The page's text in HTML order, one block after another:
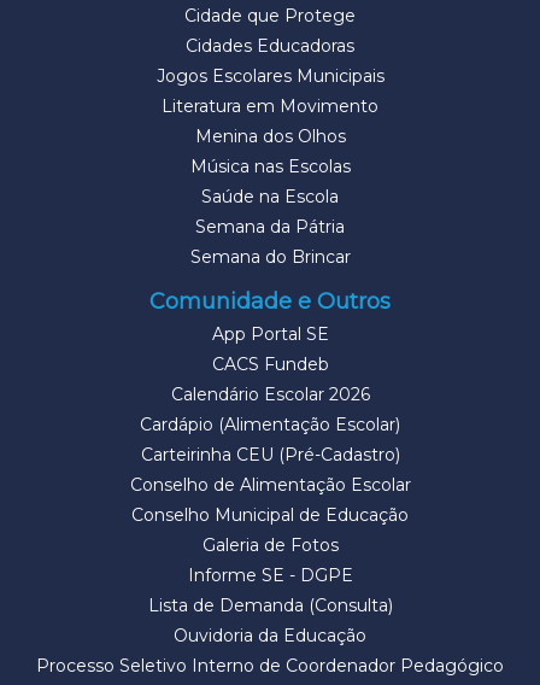
Cidade que Protege
Cidades Educadoras
Jogos Escolares Municipais
Literatura em Movimento
Menina dos Olhos
Música nas Escolas
Saúde na Escola
Semana da Pátria
Semana do Brincar
Comunidade e Outros
App Portal SE
CACS Fundeb
Calendário Escolar 2026
Cardápio (Alimentação Escolar)
Carteirinha CEU (Pré-Cadastro)
Conselho de Alimentação Escolar
Conselho Municipal de Educação
Galeria de Fotos
Informe SE - DGPE
Lista de Demanda (Consulta)
Ouvidoria da Educação
Processo Seletivo Interno de Coordenador Pedagógico